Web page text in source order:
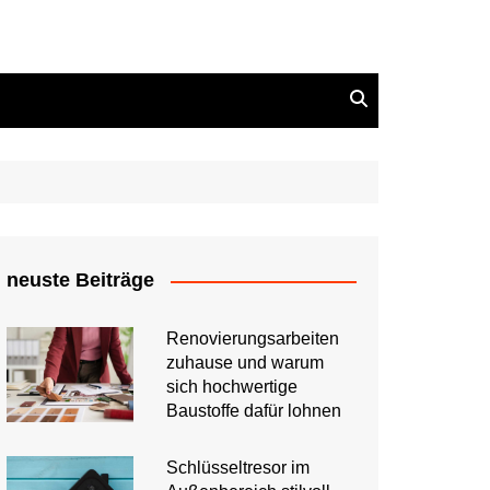
neuste Beiträge
Renovierungsarbeiten
zuhause und warum
sich hochwertige
Baustoffe dafür lohnen
Schlüsseltresor im